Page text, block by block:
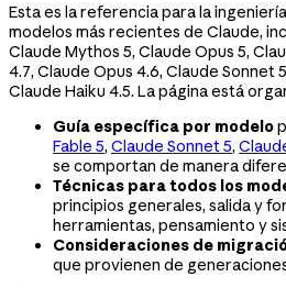
Esta es la referencia para la
modelos más recientes de Claude,
Claude Mythos 5, Claude Opus 5,
4.7, Claude Opus 4.6, Claude Sonnet
Claude Haiku 4.5. La página está
Guía específica por modelo
Fable 5, Claude Sonnet 5,
se comportan de manera
Técnicas para todos los
principios generales, salida y
herramientas, pensamiento y
Consideraciones de
que provienen de